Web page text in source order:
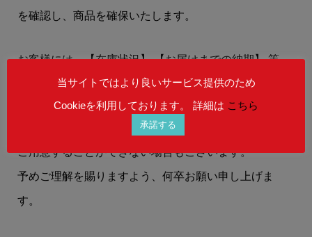
を確認し、商品を確保いたします。
お客様には、【在庫状況】 【お届けまでの納期】等
を、メールにてお知らせいたします。
在庫状況によりましては、御注文後にご希望の商品を
ご用意することができない場合もございます。
予めご理解を賜りますよう、何卒お願い申し上げま
す。
当サイトではより良いサービス提供のため
Cookieを利用しております。 詳細は こちら
承諾する